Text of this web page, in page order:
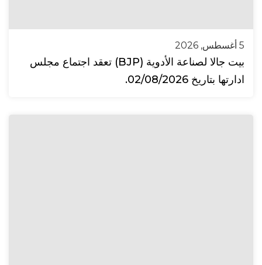
5 أغسطس, 2026
بيت جالا لصناعة الأدوية (BJP) تعقد اجتماع مجلس
ادارتها بتاريخ 02/08/2026.